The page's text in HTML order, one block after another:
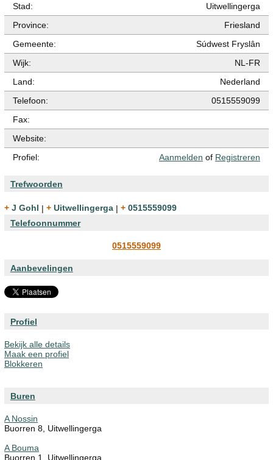
Stad:
Uitwellingerga
Province:
Friesland
Gemeente:
Súdwest Fryslân
Wijk:
NL-FR
Land:
Nederland
Telefoon:
0515559099
Fax:
Website:
Profiel:
Aanmelden of Registreren
Trefwoorden
+ J Gohl | + Uitwellingerga |
+ 0515559099
Telefoonnummer
0515559099
Aanbevelingen
Profiel
Bekijk alle details
Maak een profiel
Blokkeren
Buren
A Nossin
Buorren 8, Uitwellingerga
A Bouma
Buorren 1, Uitwellingerga